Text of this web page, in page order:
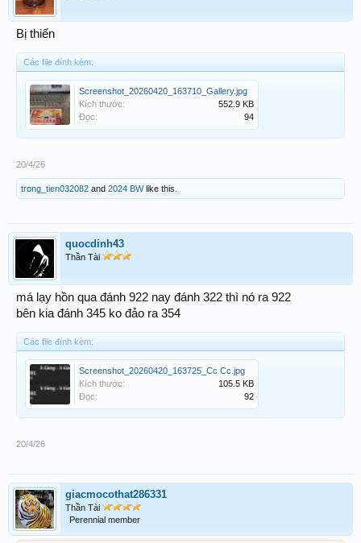
Bị thiến
Các file đính kèm:
Screenshot_20260420_163710_Gallery.jpg
Kích thước:
552.9 KB
Đọc:
94
20/4/26
trong_tien032082 and 2024 BWlike this.
quocdinh43
Thần Tài
má lạy hồn qua đánh 922 nay đánh 322 thì nó ra 922
bên kia đánh 345 ko đảo ra 354
Các file đính kèm:
Screenshot_20260420_163725_Cc Cc.jpg
Kích thước:
105.5 KB
Đọc:
92
20/4/26
giacmocothat286331
Thần Tài
Perennial member